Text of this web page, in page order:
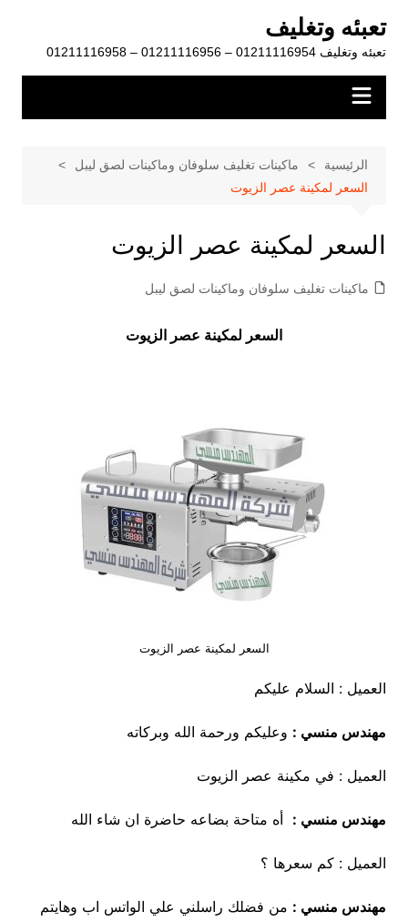
المحتوى
تعبئه وتغليف
تعبئه وتغليف 01211116954 – 01211116956 – 01211116958
الرئيسية
ماكينات تغليف سلوفان وماكينات لصق ليبل
السعر لمكينة عصر الزيوت
السعر لمكينة عصر الزيوت
ماكينات تغليف سلوفان وماكينات لصق ليبل
السعر لمكينة عصر الزيوت
السعر لمكينة عصر الزيوت
العميل : السلام عليكم
مهندس منسي : وعليكم ورحمة الله وبركاته
العميل : في مكينة عصر الزيوت
مهندس منسي : أه متاحة بضاعه حاضرة ان شاء الله
العميل : كم سعرها ؟
مهندس منسي : من فضلك راسلني علي الواتس اب وهايتم